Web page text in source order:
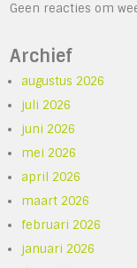
Geen reacties om
Archief
augustus 2026
juli 2026
juni 2026
mei 2026
april 2026
maart 2026
februari 2026
januari 2026